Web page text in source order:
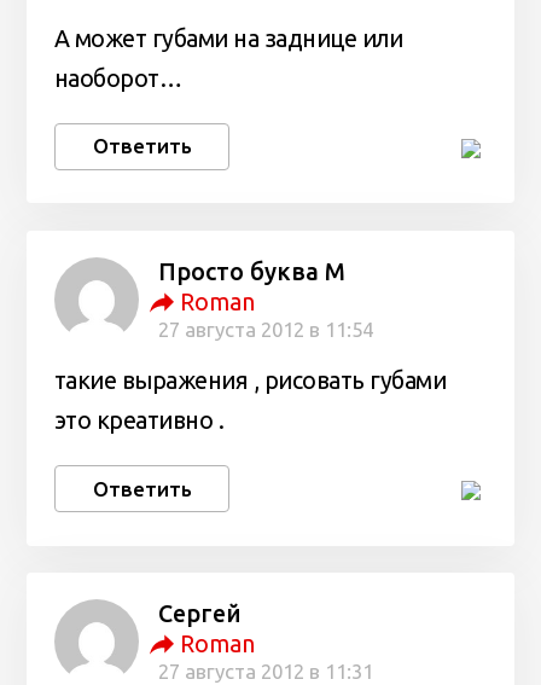
А может губами на заднице или
наоборот…
Ответить
Просто буква М
Roman
27 августа 2012 в 11:54
такие выражения , рисовать губами
это креативно .
Ответить
Сергей
Roman
27 августа 2012 в 11:31